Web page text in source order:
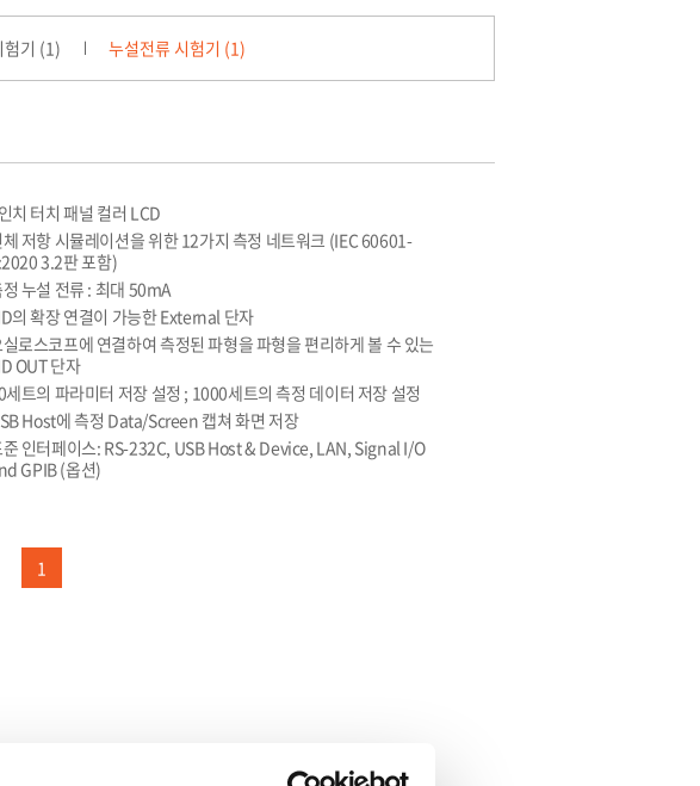
험기 (1) 누설전류 시험기 (1)
치 터치 패널 컬러 LCD
체 저항 시뮬레이션을 위한 12가지 측정 네트워크 (IEC 60601-
3.2판 포함)
누설 전류 : 최대 50mA
의 확장 연결이 가능한 External 단자
로스코프에 연결하여 측정된 파형을 파형을 편리하게 볼 수 있는
OUT 단자
세트의 파라미터 저장 설정 ; 1000세트의 측정 데이터 저장 설정
Host에 측정 Data/Screen 캡쳐 화면 저장
인터페이스: RS-232C, USB Host & Device, LAN, Signal I/O
GPIB (옵션)
1